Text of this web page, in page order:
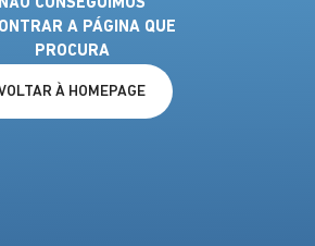
NÃO CONSEGUIMOS
A PÁGINA QUE
PROCURA
À HOMEPAGE